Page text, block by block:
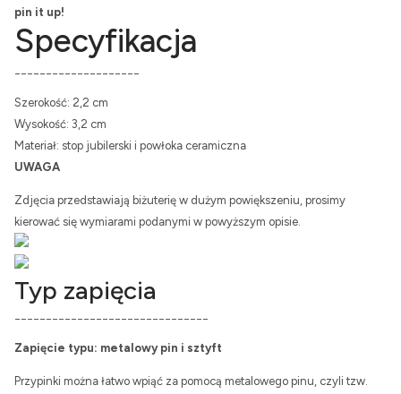
pin it up!
Specyfikacja
Szerokość: 2,2 cm
Wysokość: 3,2 cm
Materiał: stop jubilerski i powłoka ceramiczna
UWAGA
Zdjęcia przedstawiają biżuterię w dużym powiększeniu, prosimy
kierować się wymiarami podanymi w powyższym opisie.
Typ zapięcia
Zapięcie typu: metalowy pin i sztyft
Przypinki można łatwo wpiąć za pomocą metalowego pinu, czyli tzw.